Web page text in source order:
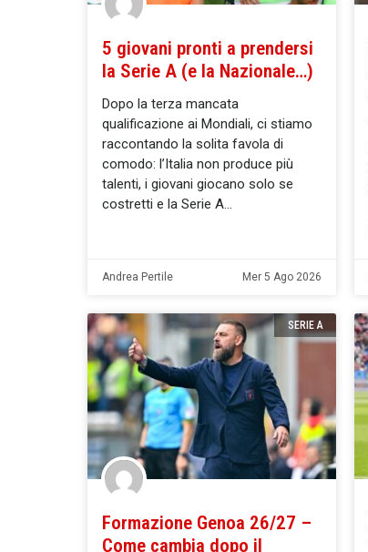
5 giovani pronti a prendersi
la Serie A (e la Nazionale…)
Dopo la terza mancata
qualificazione ai Mondiali, ci stiamo
raccontando la solita favola di
comodo: l’Italia non produce più
talenti, i giovani giocano solo se
costretti e la Serie A
Andrea Pertile Mer 5 Ago 2026
SERIE A
Formazione Genoa 26/27 –
Come cambia dopo il